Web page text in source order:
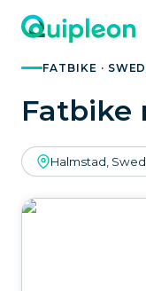
FATBIKE ·
Fatbike
Halmstad,